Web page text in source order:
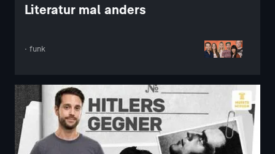
Literatur mal anders
· funk